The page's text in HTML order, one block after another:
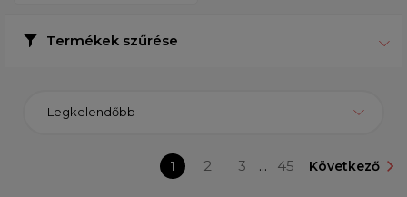
Termékek szűrése
Legkelendőbb
1 2 3 ... 45 Következő